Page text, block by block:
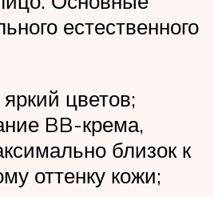
естественного
яркий цветов;
BB-крема,
близок к
оттенку кожи;